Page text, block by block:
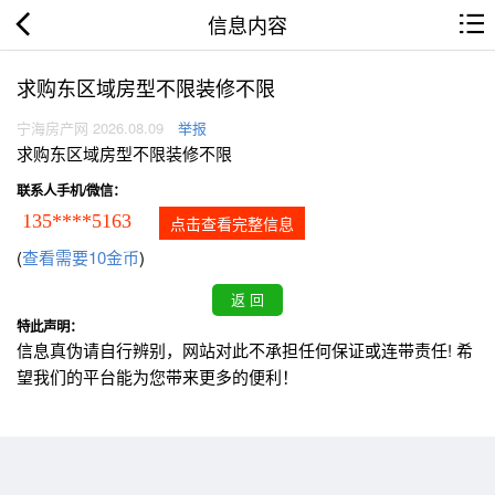
信息内容
求购东区域房型不限装修不限
宁海房产网 2026.08.09 举报
求购东区域房型不限装修不限
联系人手机/微信：
135****5163 点击查看完整信息
(查看需要10金币)
特此声明：
信息真伪请自行辨别，网站对此不承担任何保证或连带责任! 希
望我们的平台能为您带来更多的便利！